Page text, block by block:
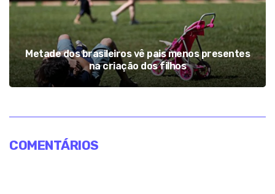
Metade dos brasileiros vê pais menos presentes
na criação dos filhos
COMENTÁRIOS